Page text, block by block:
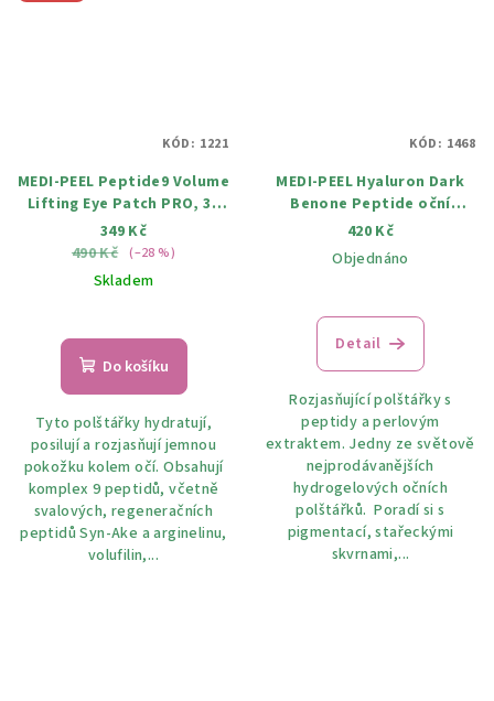
MEDI-PEEL Peptide9 Volume
Lifting Eye Patch PRO, 30
párů
349 Kč
490 Kč (–28 %)
Skladem
Do košíku
Tyto polštářky hydratují,
posilují a rozjasňují jemnou
pokožku kolem očí. Obsahují
komplex 9 peptidů, včetně
svalových, regeneračních
peptidů Syn-Ake a arginelinu,
volufilin,...
KÓD: 1221
MEDI-PEEL Hyaluron Dark
Benone Peptide oční
polštářky, 60 ks
420 Kč
Objednáno
Detail
Rozjasňující polštářky s
peptidy a perlovým
extraktem. Jedny ze světově
nejprodávanějších
hydrogelových očních
polštářků. Poradí si s
pigmentací, stařeckými
skvrnami,...
KÓD: 1468